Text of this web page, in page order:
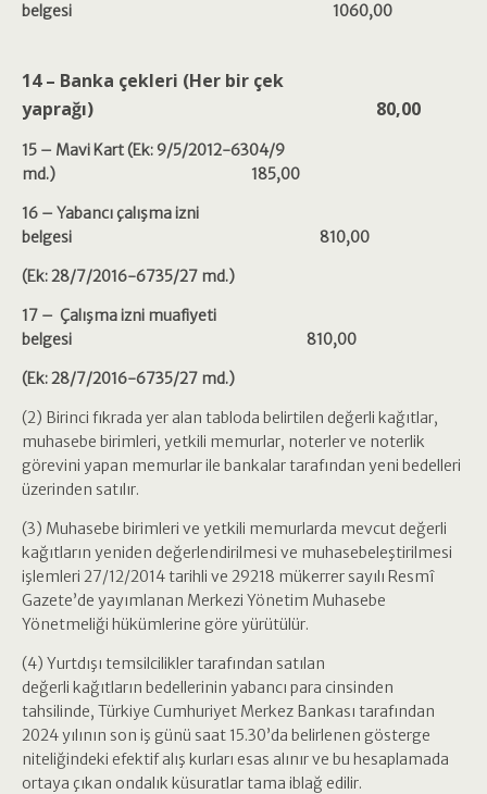
belgesi 1060,00
14 – Banka çekleri (Her bir çek
yaprağı) 80,00
15 – Mavi Kart (Ek: 9/5/2012-6304/9
md.) 185,00
16 – Yabancı çalışma izni
belgesi 810,00
(Ek: 28/7/2016-6735/27 md.)
17 – Çalışma izni muafiyeti
belgesi 810,00
(Ek: 28/7/2016-6735/27 md.)
(2) Birinci fıkrada yer alan tabloda belirtilen değerli kağıtlar,
muhasebe birimleri, yetkili memurlar, noterler ve noterlik
görevini yapan memurlar ile bankalar tarafından yeni bedelleri
üzerinden satılır.
(3) Muhasebe birimleri ve yetkili memurlarda mevcut değerli
kağıtların yeniden değerlendirilmesi ve muhasebeleştirilmesi
işlemleri 27/12/2014 tarihli ve 29218 mükerrer sayılı Resmî
Gazete’de yayımlanan Merkezi Yönetim Muhasebe
Yönetmeliği hükümlerine göre yürütülür.
(4) Yurtdışı temsilcilikler tarafından satılan
değerli kağıtların bedellerinin yabancı para cinsinden
tahsilinde, Türkiye Cumhuriyet Merkez Bankası tarafından
2024 yılının son iş günü saat 15.30’da belirlenen gösterge
niteliğindeki efektif alış kurları esas alınır ve bu hesaplamada
ortaya çıkan ondalık küsuratlar tama iblağ edilir.